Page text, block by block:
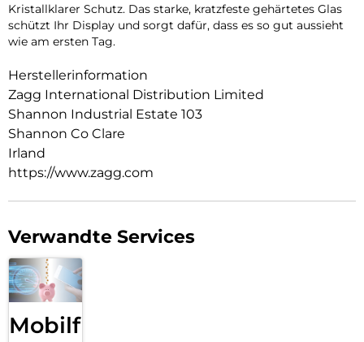
Kristallklarer Schutz. Das starke, kratzfeste gehärtetes Glas
schützt Ihr Display und sorgt dafür, dass es so gut aussieht
wie am ersten Tag.
Herstellerinformation
Zagg International Distribution Limited
Shannon Industrial Estate 103
Shannon Co Clare
Irland
https://www.zagg.com
Verwandte Services
Mobilfunk